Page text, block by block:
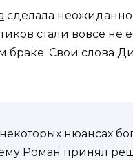
сделала
стали вовсе не
браке. Свои слова
нюансах
Роман принял